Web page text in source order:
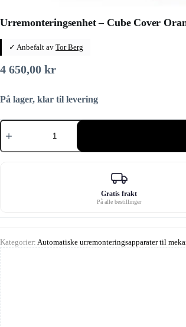
Urremonteringsenhet – Cube Cover
✓ Anbefalt av Tor Berg
4 650,00 kr
På lager, klar til levering
Urremonteringsenhet
Cover
Gratis frakt
På alle bestillinger
Kategorier: Automatiske urremonteringsapparater til